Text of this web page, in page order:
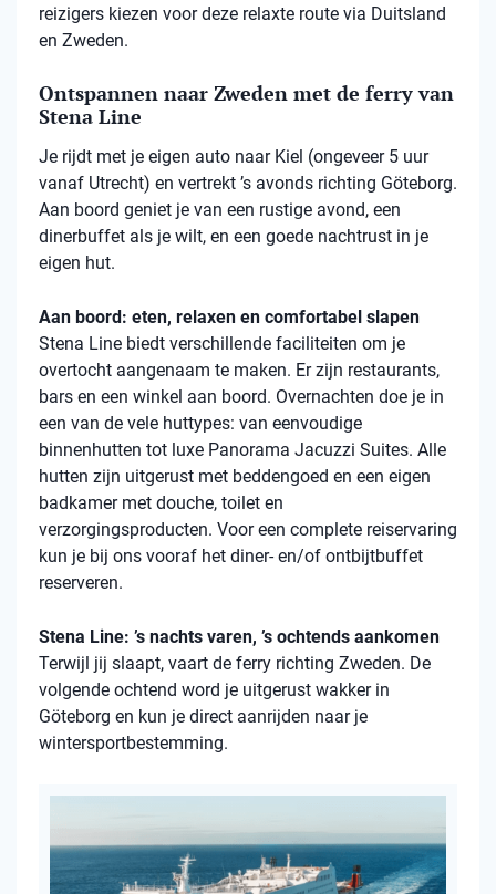
reizigers kiezen voor deze relaxte route via Duitsland
en Zweden.
Ontspannen naar Zweden met de ferry van
Stena Line
Je rijdt met je eigen auto naar Kiel (ongeveer 5 uur
vanaf Utrecht) en vertrekt ’s avonds richting Göteborg.
Aan boord geniet je van een rustige avond, een
dinerbuffet als je wilt, en een goede nachtrust in je
eigen hut.
Aan boord: eten, relaxen en comfortabel slapen
Stena Line biedt verschillende faciliteiten om je
overtocht aangenaam te maken. Er zijn restaurants,
bars en een winkel aan boord. Overnachten doe je in
een van de vele huttypes: van eenvoudige
binnenhutten tot luxe Panorama Jacuzzi Suites. Alle
hutten zijn uitgerust met beddengoed en een eigen
badkamer met douche, toilet en
verzorgingsproducten. Voor een complete reiservaring
kun je bij ons vooraf het diner- en/of ontbijtbuffet
reserveren.
Stena Line: ’s nachts varen, ’s ochtends aankomen
Terwijl jij slaapt, vaart de ferry richting Zweden. De
volgende ochtend word je uitgerust wakker in
Göteborg en kun je direct aanrijden naar je
wintersportbestemming.